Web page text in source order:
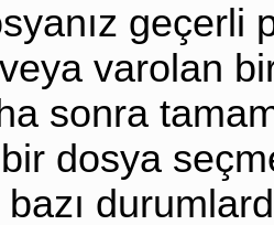
geçerli
varolan
sonra
dosya